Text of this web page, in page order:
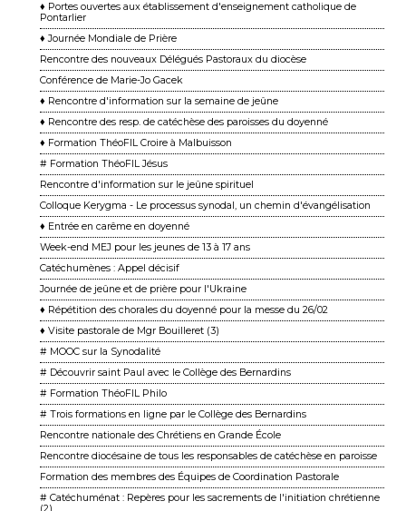
♦ Portes ouvertes aux établissement d'enseignement catholique de
Pontarlier
♦ Journée Mondiale de Prière
Rencontre des nouveaux Délégués Pastoraux du diocèse
Conférence de Marie-Jo Gacek
♦ Rencontre d'information sur la semaine de jeûne
♦ Rencontre des resp. de catéchèse des paroisses du doyenné
♦ Formation ThéoFIL Croire à Malbuisson
# Formation ThéoFIL Jésus
Rencontre d'information sur le jeûne spirituel
Colloque Kerygma - Le processus synodal, un chemin d'évangélisation
♦ Entrée en carême en doyenné
Week-end MEJ pour les jeunes de 13 à 17 ans
Catéchumènes : Appel décisif
Journée de jeûne et de prière pour l'Ukraine
♦ Répétition des chorales du doyenné pour la messe du 26/02
♦ Visite pastorale de Mgr Bouilleret (3)
# MOOC sur la Synodalité
# Découvrir saint Paul avec le Collège des Bernardins
# Formation ThéoFIL Philo
# Trois formations en ligne par le Collège des Bernardins
Rencontre nationale des Chrétiens en Grande École
Rencontre diocésaine de tous les responsables de catéchèse en paroisse
Formation des membres des Équipes de Coordination Pastorale
# Catéchuménat : Repères pour les sacrements de l'initiation chrétienne